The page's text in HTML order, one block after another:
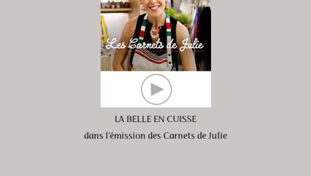
LA BELLE EN CUISSE
dans l’émission des Carnets de Julie